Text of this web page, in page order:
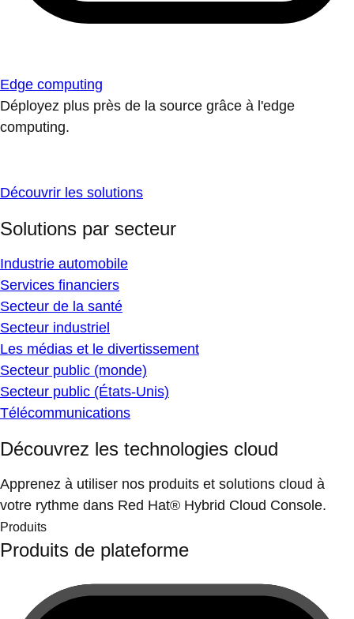
Edge computing
Déployez plus près de la source grâce à l'edge
computing.
Découvrir les solutions
Solutions par secteur
Industrie automobile
Services financiers
Secteur de la santé
Secteur industriel
Les médias et le divertissement
Secteur public (monde)
Secteur public (États-Unis)
Télécommunications
Découvrez les technologies cloud
Apprenez à utiliser nos produits et solutions cloud à
votre rythme dans Red Hat® Hybrid Cloud Console.
Produits
Produits de plateforme